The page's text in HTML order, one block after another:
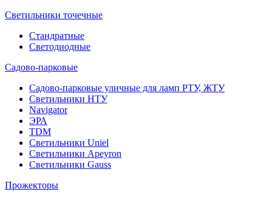
Светильники точечные
Стандратные
Светодиодные
Садово-парковые
Садово-парковые уличные для ламп РТУ, ЖТУ
Светильники НТУ
Navigator
ЭРА
TDM
Светильники Uniel
Светильники Apeyron
Светильники Gauss
Прожекторы